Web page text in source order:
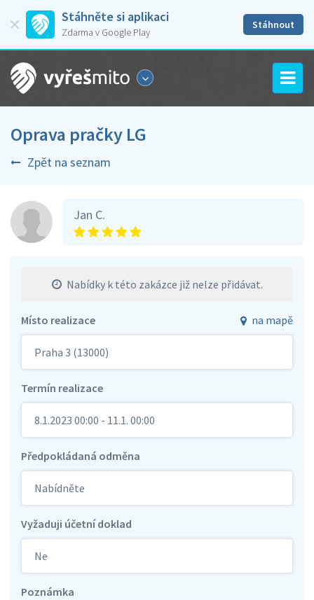
Stáhněte si aplikaci
Zdarma v Google Play
Stáhnout
Oprava pračky LG
Zpět na seznam
Jan C.
Nabídky k této zakázce již nelze přidávat.
Místo realizace na mapě
Praha 3 (13000)
Termín realizace
8.1.2023 00:00 - 11.1. 00:00
Předpokládaná odměna
Nabídněte
Vyžaduji účetní doklad
Ne
Poznámka